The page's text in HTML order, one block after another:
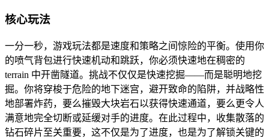
核心玩法
一分一秒，游戏玩法都是速度和策略之间惊险的平衡。使用你
的喷气背包进行快速机动和跳跃，你必须快速地在稠密的
terrain 中开凿隧道。挑战不仅仅是快速挖掘——而是聪明地挖
掘。你将穿梭于危险的地下迷宫，避开致命的陷阱，并战略性
地部署炸药，要么摧毁大块岩石以获得快速通道，要么更令人
满意地完全切断或延缓对手的进度。在此过程中，收集散落的
钻石碎片至关重要，这不仅是为了进度，也是为了解锁关键的